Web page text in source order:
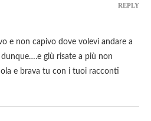
e non capivo dove volevi andare a
giù risate a più non
e brava tu con i tuoi racconti
REPLY